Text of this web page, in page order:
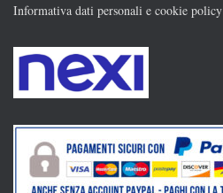
Informativa dati personali e cookie policy